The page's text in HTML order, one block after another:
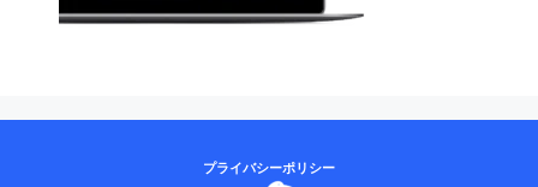
プライバシーポリシー